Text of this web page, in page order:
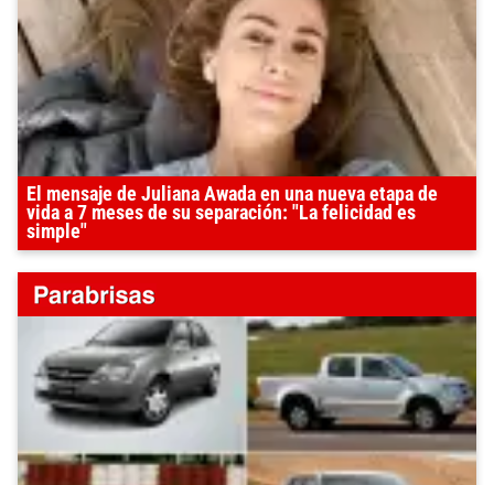
El mensaje de Juliana Awada en una nueva etapa de
vida a 7 meses de su separación: "La felicidad es
simple"